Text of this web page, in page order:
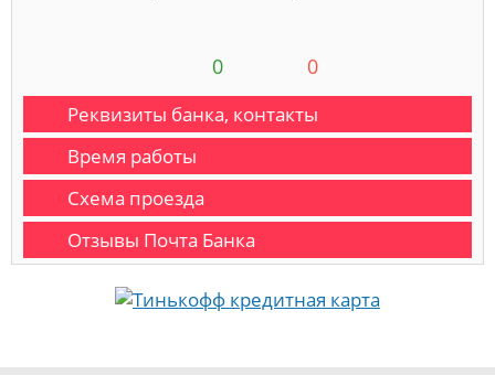
0 0
Реквизиты банка, контакты
Время работы
Схема проезда
Отзывы Почта Банка